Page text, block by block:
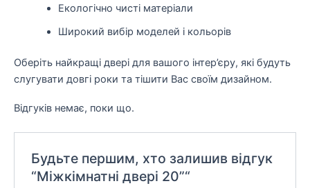
Екологічно чисті матеріали
Широкий вибір моделей і кольорів
Оберіть найкращі двері для вашого інтер’єру, які будуть
слугувати довгі роки та тішити Вас своїм дизайном.
Відгуків немає, поки що.
Будьте першим, хто залишив відгук
“Міжкімнатні двері 20”“